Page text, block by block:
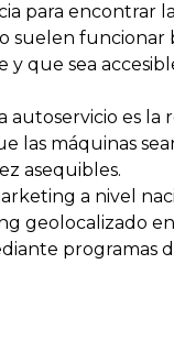
para encontrar
funcionar
que sea
es la
las máquinas
asequibles.
a nivel
geolocalizado en
programas